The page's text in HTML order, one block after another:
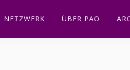
NETZWERK ÜBER PAO